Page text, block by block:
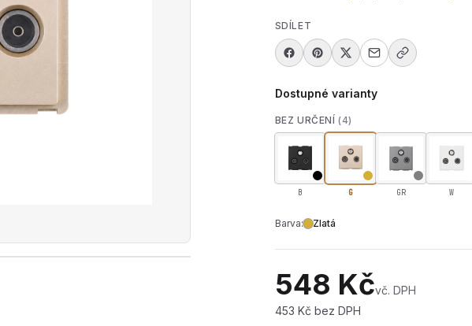
SDÍLET
Dostupné varianty
BEZ URČENÍ(4)
B G GR W
Barva: Zlatá
548 Kčvč. DPH
453 Kč bez DPH